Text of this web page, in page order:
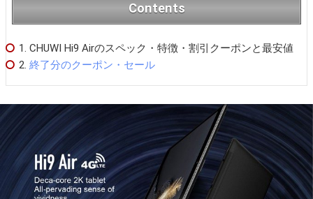
Contents
1. CHUWI Hi9 Airのスペック・特徴・割引クーポンと最安値
2. 終了分のクーポン・セール